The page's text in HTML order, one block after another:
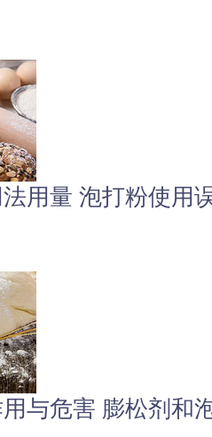
用量 泡打粉使用
与危害 膨松剂和